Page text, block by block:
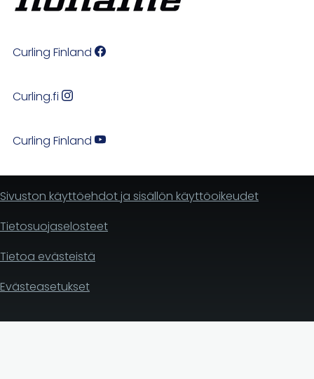
Curling Finland
Curling.fi
Curling Finland
Sivuston käyttöehdot ja sisällön käyttöoikeudet
Tietosuojaselosteet
Tietoa evästeistä
Evästeasetukset